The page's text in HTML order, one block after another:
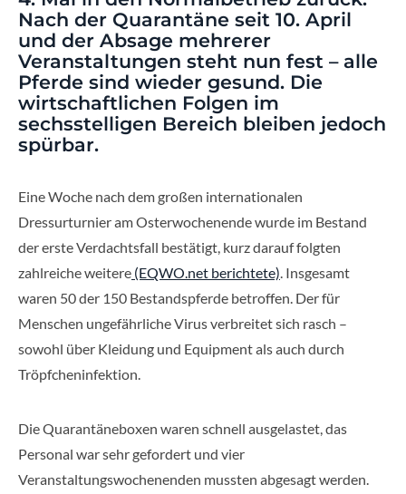
Nach der Quarantäne seit 10. April
und der Absage mehrerer
Veranstaltungen steht nun fest – alle
Pferde sind wieder gesund. Die
wirtschaftlichen Folgen im
sechsstelligen Bereich bleiben jedoch
spürbar.
Eine Woche nach dem großen internationalen
Dressurturnier am Osterwochenende wurde im Bestand
der erste Verdachtsfall bestätigt, kurz darauf folgten
zahlreiche weitere (EQWO.net berichtete) . Insgesamt
waren 50 der 150 Bestandspferde betroffen. Der für
Menschen ungefährliche Virus verbreitet sich rasch –
sowohl über Kleidung und Equipment als auch durch
Tröpfcheninfektion.
Die Quarantäneboxen waren schnell ausgelastet, das
Personal war sehr gefordert und vier
Veranstaltungswochenenden mussten abgesagt werden.